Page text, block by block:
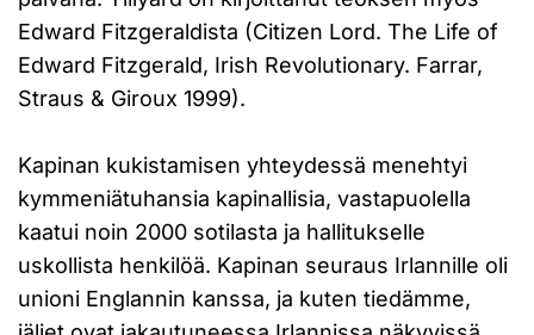
Edward Fitzgeraldista (Citizen Lord. The Life of
Edward Fitzgerald, Irish Revolutionary. Farrar,
Straus & Giroux 1999).
Kapinan kukistamisen yhteydessä menehtyi
kymmeniätuhansia kapinallisia, vastapuolella
kaatui noin 2000 sotilasta ja hallitukselle
uskollista henkilöä. Kapinan seuraus Irlannille oli
unioni Englannin kanssa, ja kuten tiedämme,